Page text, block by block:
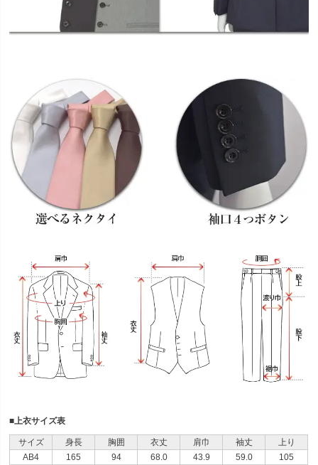
■上衣サイズ表
サイズ 身長 胸囲 衣丈 肩巾 袖丈
上り
AB4
165 94 68.0 43.9 59.0
105